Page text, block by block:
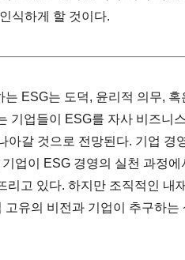
식하게 할 것이다.
ESG는 도덕, 윤리적 의무,
기업들이 ESG를 자사 비즈니
아갈 것으로 전망된다. 기업 경
업이 ESG 경영의 실천 과정
리고 있다. 하지만 조직적인 내
고유의 비전과 기업이 추구하